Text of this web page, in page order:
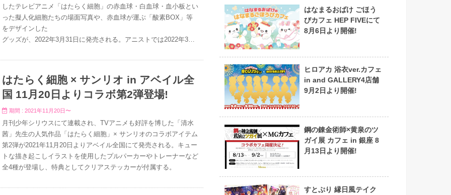
したテレビアニメ「はたらく細胞」の赤血球・白血球・血小板とい
った擬人化細胞たちの場面写真や、赤血球が運ぶ「酸素BOX」等
をデザインした
グッズが、2022年3月31日に発売される。アニストでは2022年3月
はたらく細胞 × サンリオ in アベイル全
国 11月20日よりコラボ第2弾登場!
期間 : 2021年11月20日〜
月刊少年シリウスにて連載され、TVアニメも好評を博した「清水
茜」先生の人気作品「はたらく細胞」× サンリオのコラボアイテム
第2弾が2021年11月20日よりアベイル全国にて発売される。キュー
トな描き起こしイラストを使用したプルパーカーやトレーナーなど
全4種が登場し、特典としてクリアステッカーが付属する。
はなまるおばけ ごほう
びカフェ HEP FIVEにて
8月6日より開催!
ヒロアカ 浴衣ver.カフェ
in and GALLERY4店舗
9月2日より開催!
鋼の錬金術師×黄泉のツ
ガイ展 カフェ in 銀座 8
月13日より開催!
すとぷり 縁日風テイク